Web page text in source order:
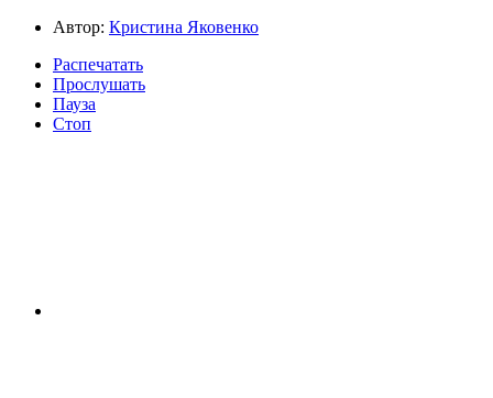
Автор: Кристина Яковенко
Распечатать
Прослушать
Пауза
Стоп